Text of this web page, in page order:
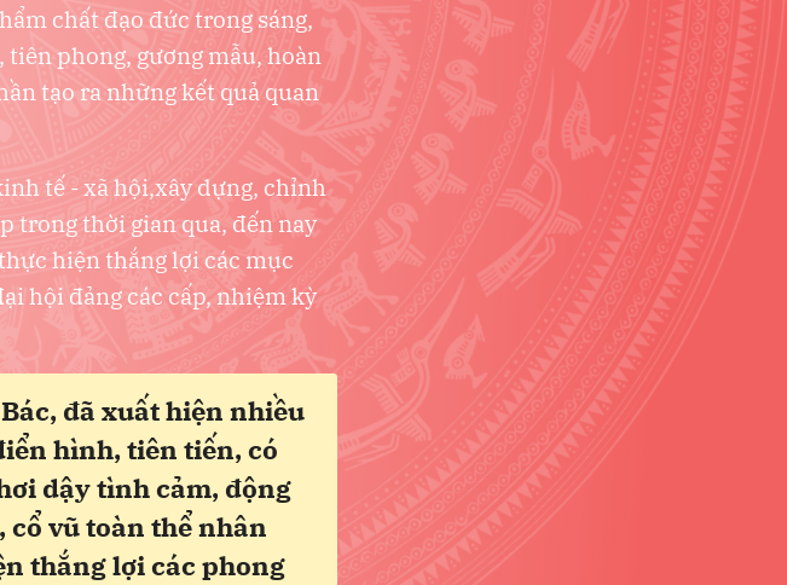
chất đạo đức trong sáng,
phong, gương mẫu, hoàn
tạo ra những kết quả quan
tế - xã hội,xây dựng, chỉnh
trong thời gian qua, đến nay
hiện thắng lợi các mục
hội đảng các cấp, nhiệm kỳ
đã xuất hiện nhiều
hình, tiên tiến, có
dậy tình cảm, động
vũ toàn thể nhân
thắng lợi các phong